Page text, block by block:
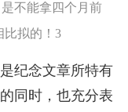
不能拿四个月前
比拟的！3
纪念文章所特有
同时，也充分表